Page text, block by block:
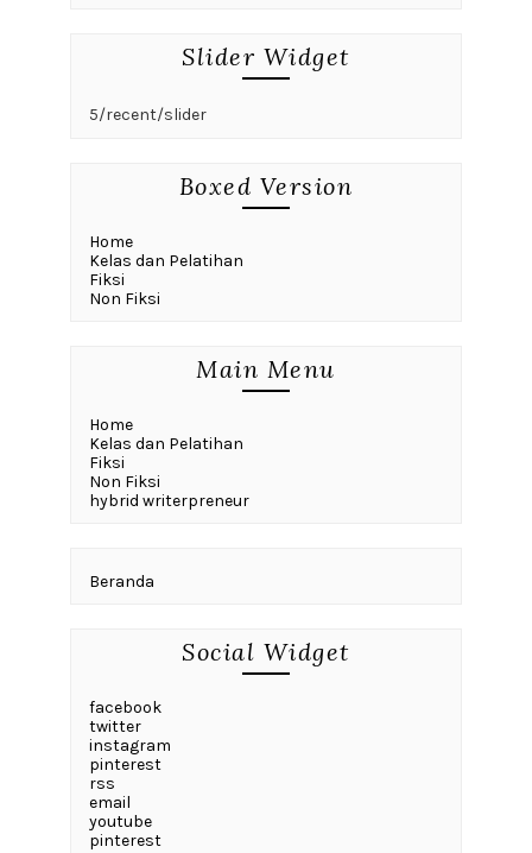
Slider Widget
5/recent/slider
Boxed Version
Home
Kelas dan Pelatihan
Fiksi
Non Fiksi
Main Menu
Home
Kelas dan Pelatihan
Fiksi
Non Fiksi
hybrid writerpreneur
Beranda
Social Widget
facebook
twitter
instagram
pinterest
rss
email
youtube
pinterest